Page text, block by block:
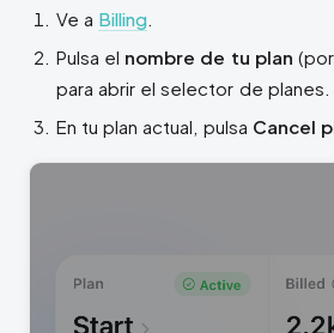
Ve a Billing
Pulsa el nombre de tu plan
para abrir el selector de planes.
En tu plan actual, pulsa Cancel